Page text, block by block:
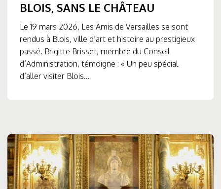
BLOIS, SANS LE CHÂTEAU
Le 19 mars 2026, Les Amis de Versailles se sont
rendus à Blois, ville d’art et histoire au prestigieux
passé. Brigitte Brisset, membre du Conseil
d’Administration, témoigne : « Un peu spécial
d’aller visiter Blois...